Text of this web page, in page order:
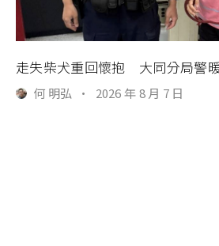
走失柴犬重回懷抱 大同分局警
何 明弘 · 2026 年 8 月 7 日